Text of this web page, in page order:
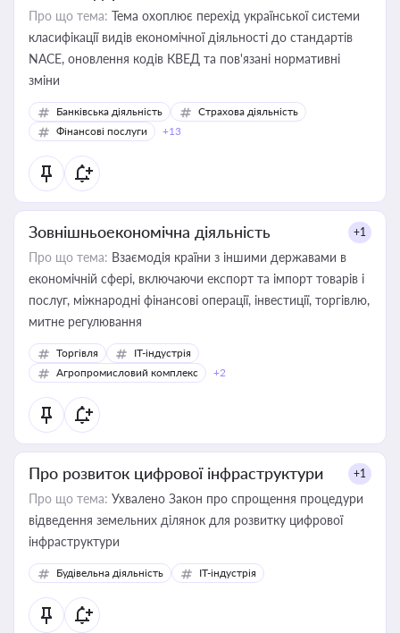
Про що тема: Тема охоплює перехід української системи
класифікації видів економічної діяльності до стандартів
NACE, оновлення кодів КВЕД та пов'язані нормативні
зміни
Банківська діяльність
Страхова діяльність
Фінансові послуги
+13
Зовнішньоекономічна діяльність +1
Про що тема: Взаємодія країни з іншими державами в
економічній сфері, включаючи експорт та імпорт товарів і
послуг, міжнародні фінансові операції, інвестиції, торгівлю,
митне регулювання
Торгівля
IT-індустрія
Агропромисловий комплекс
+2
Про розвиток цифрової інфраструктури +1
Про що тема: Ухвалено Закон про спрощення процедури
відведення земельних ділянок для розвитку цифрової
інфраструктури
Будівельна діяльність IT-індустрія